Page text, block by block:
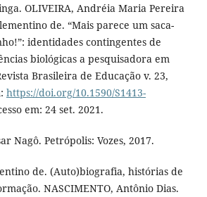
OLIVEIRA, Andréia Maria Pereira
de. “Mais parece um saca-
identidades contingentes de
biológicas a pesquisadora em
Brasileira de Educação v. 23,
https://doi.org/10.1590/S1413-
em: 24 set. 2021.
Nagô. Petrópolis: Vozes, 2017.
de. (Auto)biografia, histórias de
NASCIMENTO, Antônio Dias.